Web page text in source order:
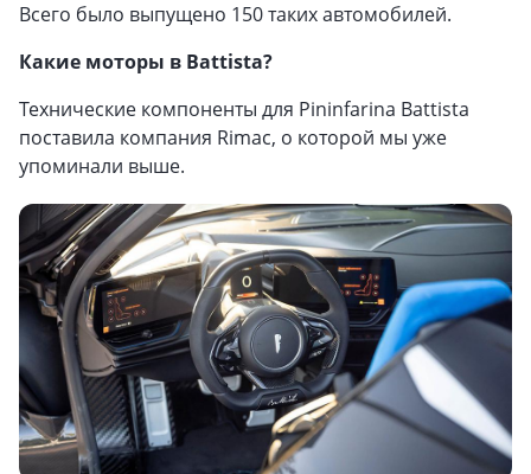
Всего было выпущено 150 таких автомобилей.
Какие моторы в Battista?
Технические компоненты для Pininfarina Battista
поставила компания Rimac, о которой мы уже
упоминали выше.